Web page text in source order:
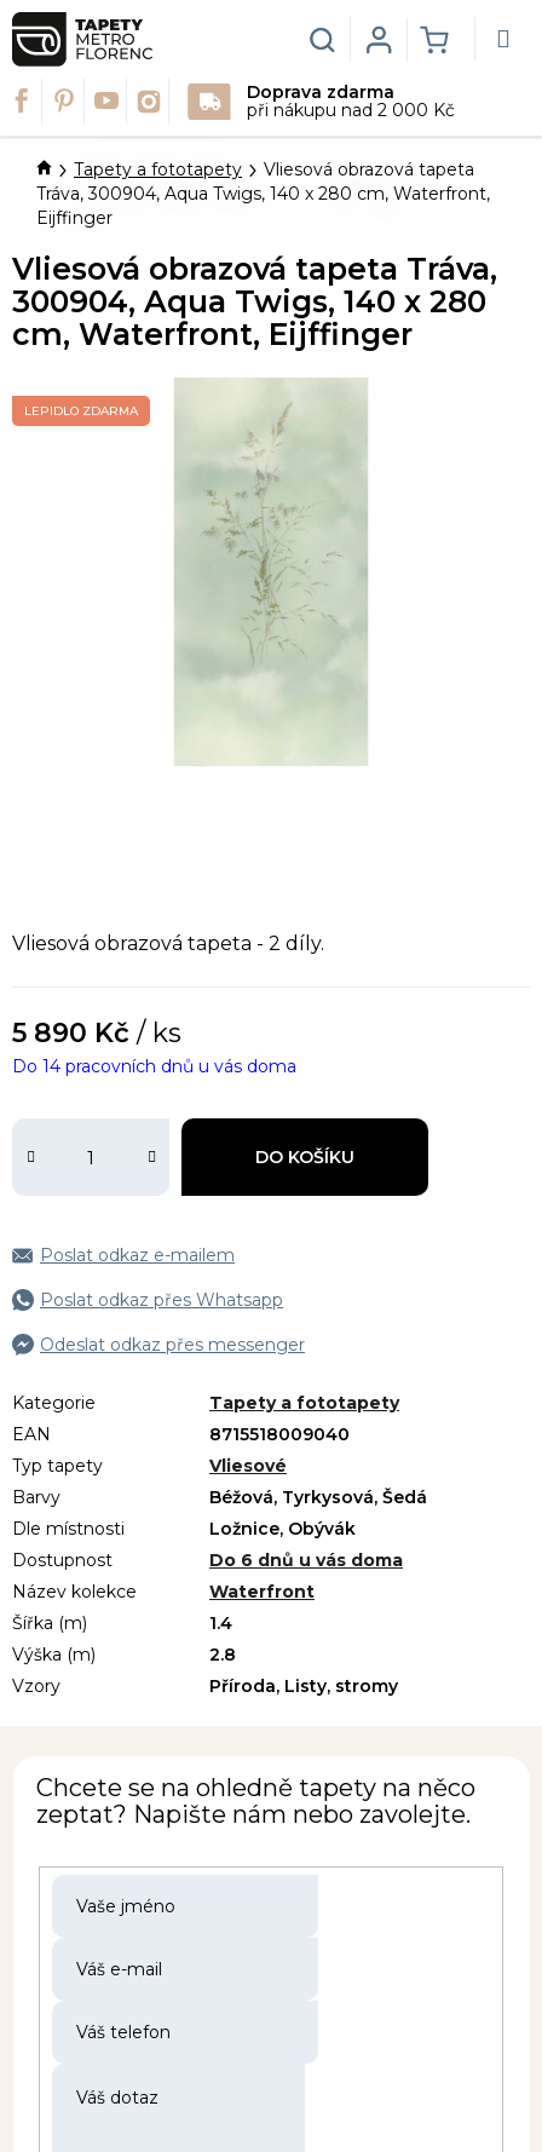
Přejít
na
obsah
Doprava zdarma
při nákupu nad 2 000 Kč
Hledat
KOŠÍK
Login
DomůTapety a fototapety
Vliesová obrazová tapeta
Tráva, 300904, Aqua Twigs, 140 x 280 cm, Waterfront,
Eijffinger
Vliesová obrazová tapeta - 2 díly.
5 890 Kč / ks
DO KOŠÍKU
Do 14 pracovních dnů u vás doma
Poslat odkaz e-mailem
Poslat odkaz přes Whatsapp
Odeslat odkaz přes messenger
Kategorie
Tapety a fototapety
EAN
8715518009040
Typ tapety
Vliesové
Barvy
Béžová, Tyrkysová, Šedá
Dle místnosti
Ložnice, Obývák
Dostupnost
Do 6 dnů u vás doma
Název kolekce
Waterfront
Šířka (m)
1.4
Výška (m)
2.8
Vzory
Příroda, Listy, stromy
Vliesová obrazová tapeta Tráva,
300904, Aqua Twigs, 140 x 280
cm, Waterfront, Eijffinger
LEPIDLO ZDARMA
Chcete se na ohledně tapety na něco
zeptat? Napište nám nebo zavolejte.